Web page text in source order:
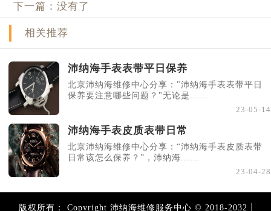
下一篇：没有了
相关推荐
沛纳海手表表带平日保养
北京沛纳海维修中心分享："沛纳海手表表带平日
保养要注意哪些问题？"无论是......
23-05-14
沛纳海手表皮质表带日常
北京沛纳海维修中心分享：“沛纳海手表皮质表带
日常该怎么保养？”，沛纳海......
23-04-28
版权所有： Copyright 沛纳海维修服务中心 © 2018-2032 |